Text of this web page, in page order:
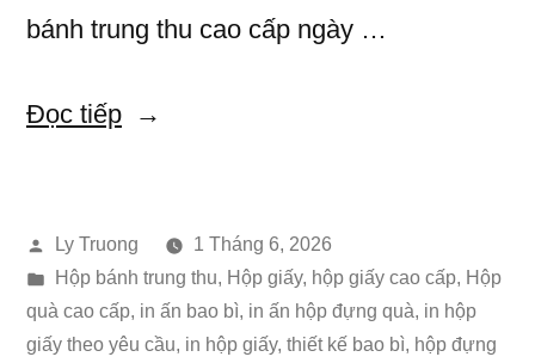
bánh trung thu cao cấp ngày …
Đọc tiếp“HỘP
THU
CAO
CẤP
Đăng
bởi
Ly Truong
1 Tháng 6, 2026
Đăng
trong
Hộp bánh trung thu, Hộp giấy, hộp giấy cao cấp, Hộp
quà cao cấp, in ấn bao bì, in ấn hộp đựng quà, in hộp
giấy theo yêu cầu, in hộp giấy, thiết kế bao bì, hộp đựng